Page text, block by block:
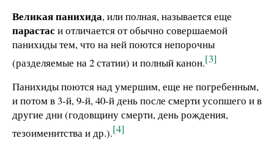
Великая панихида, или полная, называется еще
парастас и отличается от обычно совершаемой
панихиды тем, что на ней поются непорочны
(разделяемые на 2 статии) и полный канон.[3]
Панихиды поются над умершим, еще не погребенным,
и потом в 3-й, 9-й, 40-й день после смерти усопшего и в
другие дни (годовщину смерти, день рождения,
тезоименитства и др.).[4]